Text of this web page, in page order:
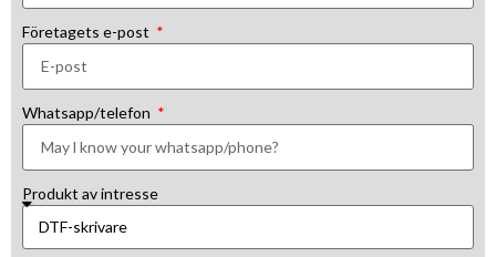
Företagets e-post
Whatsapp/telefon
Produkt av intresse